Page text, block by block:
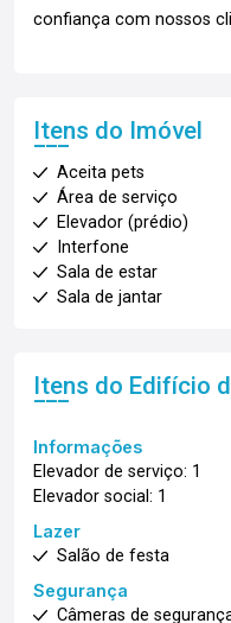
confiança com nossos
Itens do Imóvel
Aceita pets
Área de serviço
Elevador (prédio)
Interfone
Sala de estar
Sala de jantar
Itens do Edifício
Informações
Elevador de serviço: 1
Elevador social: 1
Lazer
Salão de festa
Segurança
Câmeras de